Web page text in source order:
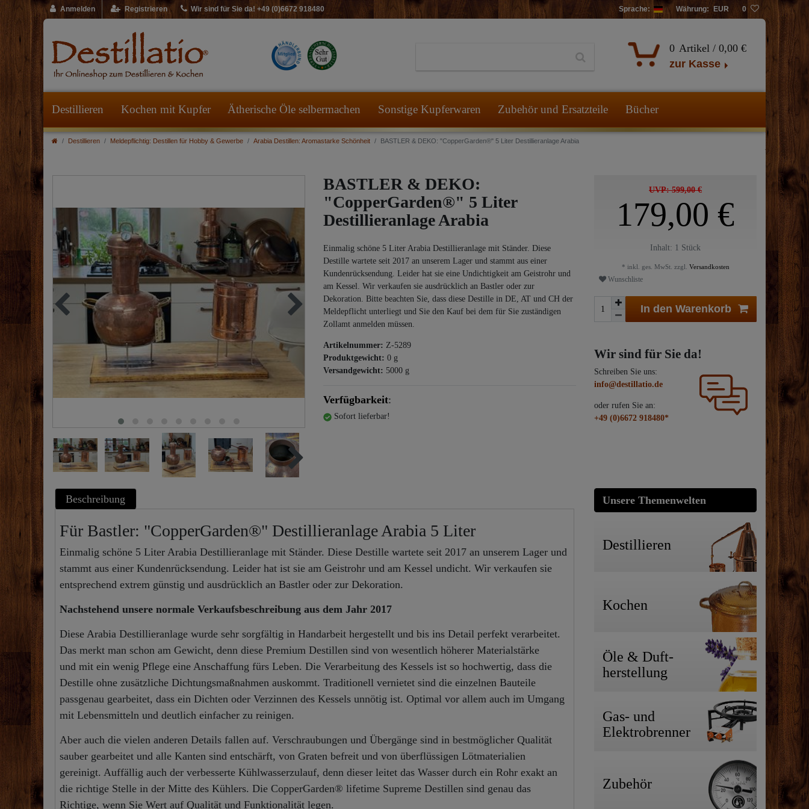
Anmelden Registrieren Wir sind für Sie da! +49 (0)6672 918480 Sprache: Währung: EUR 0
0 Artikel / 0,00 €
zur Kasse
Destillieren Kochen mit Kupfer Ätherische Öle selbermachen Sonstige Kupferwaren Zubehör und Ersatzteile Bücher
Destillieren Meldepflichtig: Destillen für Hobby & Gewerbe Arabia Destillen: Aromastarke Schönheit BASTLER & DEKO: "CopperGarden®" 5 Liter Destillieranlage Arabia
BASTLER & DEKO:
"CopperGarden®" 5 Liter
Destillieranlage Arabia
Einmalig schöne 5 Liter Arabia Destillieranlage mit Ständer. Diese
Destille wartete seit 2017 an unserem Lager und stammt aus einer
Kundenrücksendung. Leider hat sie eine Undichtigkeit am Geistrohr und
am Kessel. Wir verkaufen sie ausdrücklich an Bastler oder zur
Dekoration. Bitte beachten Sie, dass diese Destille in DE, AT und CH der
Meldepflicht unterliegt und Sie den Kauf bei dem für Sie zuständigen
Zollamt anmelden müssen.
Artikelnummer: Z-5289
Produktgewicht: 0 g
Versandgewicht: 5000 g
Verfügbarkeit:
Sofort lieferbar!
UVP: 599,00 €
179,00 €
Inhalt: 1 Stück
* inkl. ges. MwSt. zzgl. Versandkosten
Wunschliste
In den Warenkorb
Wir sind für Sie da!
Schreiben Sie uns:
info@destillatio.de
oder rufen Sie an:
+49 (0)6672 918480*
Beschreibung
Für Bastler: "CopperGarden®" Destillieranlage Arabia 5 Liter
Einmalig schöne 5 Liter Arabia Destillieranlage mit Ständer. Diese Destille wartete seit 2017 an unserem Lager und
stammt aus einer Kundenrücksendung. Leider hat ist sie am Geistrohr und am Kessel undicht. Wir verkaufen sie
entsprechend extrem günstig und ausdrücklich an Bastler oder zur Dekoration.
Nachstehend unsere normale Verkaufsbeschreibung aus dem Jahr 2017
Diese Arabia Destillieranlage wurde sehr sorgfältig in Handarbeit hergestellt und bis ins Detail perfekt verarbeitet.
Das merkt man schon am Gewicht, denn diese Premium Destillen sind von wesentlich höherer Materialstärke
und mit ein wenig Pflege eine Anschaffung fürs Leben. Die Verarbeitung des Kessels ist so hochwertig, dass die
Destille ohne zusätzliche Dichtungsmaßnahmen auskommt. Traditionell vernietet sind die einzelnen Bauteile
passgenau gearbeitet, dass ein Dichten oder Verzinnen des Kessels unnötig ist. Optimal vor allem auch im Umgang
mit Lebensmitteln und deutlich einfacher zu reinigen.
Aber auch die vielen anderen Details fallen auf. Verschraubungen und Übergänge sind in bestmöglicher Qualität
sauber gearbeitet und alle Kanten sind entschärft, von Graten befreit und von überflüssigen Lötmaterialien
gereinigt. Auffällig auch der verbesserte Kühlwasserzulauf, denn dieser leitet das Wasser durch ein Rohr exakt an
die richtige Stelle in der Mitte des Kühlers. Die CopperGarden® lifetime Supreme Destillen sind genau das
Richtige, wenn Sie Wert auf Qualität und Funktionalität legen.
Unsere Themenwelten
Destillieren
Kochen
Öle & Duft-
herstellung
Gas- und
Elektrobrenner
Zubehör